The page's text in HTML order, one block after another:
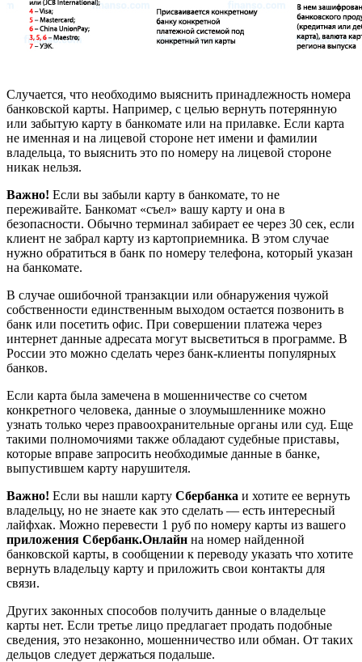
Случается, что необходимо выяснить принадлежность номера
банковской карты. Например, с целью вернуть потерянную
или забытую карту в банкомате или на прилавке. Если карта
не именная и на лицевой стороне нет имени и фамилии
владельца, то выяснить это по номеру на лицевой стороне
никак нельзя.
Важно! Если вы забыли карту в банкомате, то не
переживайте. Банкомат «съел» вашу карту и она в
безопасности. Обычно терминал забирает ее через 30 сек, если
клиент не забрал карту из картоприемника. В этом случае
нужно обратиться в банк по номеру телефона, который указан
на банкомате.
В случае ошибочной транзакции или обнаружения чужой
собственности единственным выходом остается позвонить в
банк или посетить офис. При совершении платежа через
интернет данные адресата могут высветиться в программе. В
России это можно сделать через банк-клиенты популярных
банков.
Если карта была замечена в мошенничестве со счетом
конкретного человека, данные о злоумышленнике можно
узнать только через правоохранительные органы или суд. Еще
такими полномочиями также обладают судебные приставы,
которые вправе запросить необходимые данные в банке,
выпустившем карту нарушителя.
Важно! Если вы нашли карту Сбербанка и хотите ее вернуть
владельцу, но не знаете как это сделать — есть интересный
лайфхак. Можно перевести 1 руб по номеру карты из вашего
приложения Сбербанк.Онлайн на номер найденной
банковской карты, в сообщении к переводу указать что хотите
вернуть владельцу карту и приложить свои контакты для
связи.
Других законных способов получить данные о владельце
карты нет. Если третье лицо предлагает продать подобные
сведения, это незаконно, мошенничество или обман. От таких
дельцов следует держаться подальше.